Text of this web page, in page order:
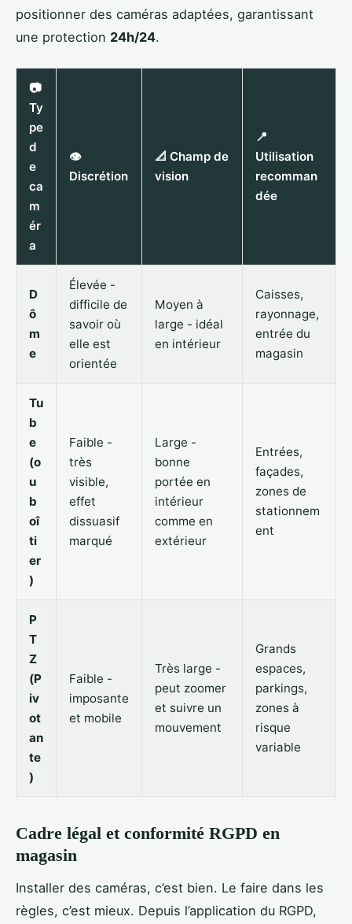
positionner des caméras adaptées, garantissant
une protection 24h/24.
📷
Ty
pe
d
e
ca
m
ér
a
👁️
Discrétion
📐 Champ de
vision
📍
Utilisation
recomman
dée
D
ô
m
e
Élevée -
difficile de
savoir où
elle est
orientée
Moyen à
large - idéal
en intérieur
Caisses,
rayonnage,
entrée du
magasin
Tu
b
e
(o
u
b
oî
ti
er
)
Faible -
très
visible,
effet
dissuasif
marqué
Large -
bonne
portée en
intérieur
comme en
extérieur
Entrées,
façades,
zones de
stationnem
ent
P
T
Z
(P
iv
ot
an
te
)
Faible -
imposante
et mobile
Très large -
peut zoomer
et suivre un
mouvement
Grands
espaces,
parkings,
zones à
risque
variable
Cadre légal et conformité RGPD en
magasin
Installer des caméras, c’est bien. Le faire dans les
règles, c’est mieux. Depuis l’application du RGPD,